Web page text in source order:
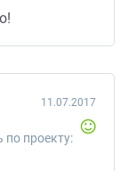
по проекту:
11.07.2017